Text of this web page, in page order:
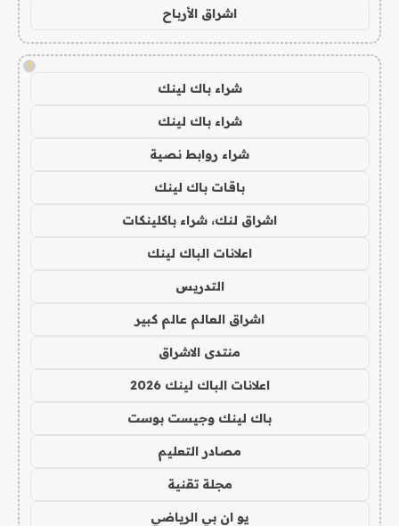
اشراق الأرباح
!
شراء باك لينك
شراء باك لينك
شراء روابط نصية
باقات باك لينك
اشراق لنك، شراء باكلينكات
اعلانات الباك لينك
التدريس
اشراق العالم عالم كبير
منتدى الاشراق
اعلانات الباك لينك 2026
باك لينك وجيست بوست
مصادر التعليم
مجلة تقنية
يو ان بي الرياضي